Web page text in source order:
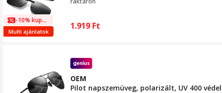
-10% kuponnal
Multi ajánlatok 1.919 Ft
OEM
Pilot napszemüveg, polarizált, UV 400